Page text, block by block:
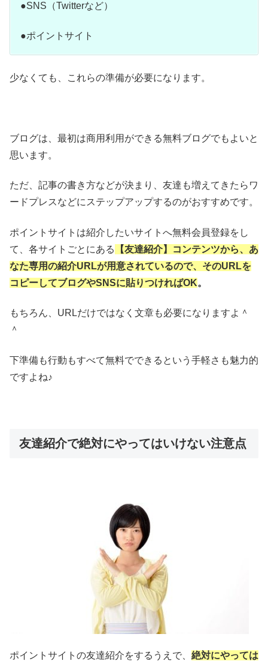
●SNS（Twitterなど）
●ポイントサイト
少なくても、これらの準備が必要になります。
ブログは、最初は商用利用ができる無料ブログでもよいと
思います。
ただ、記事の書き方などが決まり、友達も増えてきたらワ
ードプレスなどにステップアップするのがおすすめです。
ポイントサイトは紹介したいサイトへ無料会員登録をし
て、各サイトごとにある
【友達紹介】コンテンツから、あ
なた専用の紹介URLが用意されているので、そのURLを
コピーしてブログやSNSに貼りつければOK。
もちろん、URLだけではなく文章も必要になりますよ＾
＾
下準備も行動もすべて無料でできるという手軽さも魅力的
ですよね♪
友達紹介で絶対にやってはいけない注意点
ポイントサイトの友達紹介をするうえで、 絶対にやっては